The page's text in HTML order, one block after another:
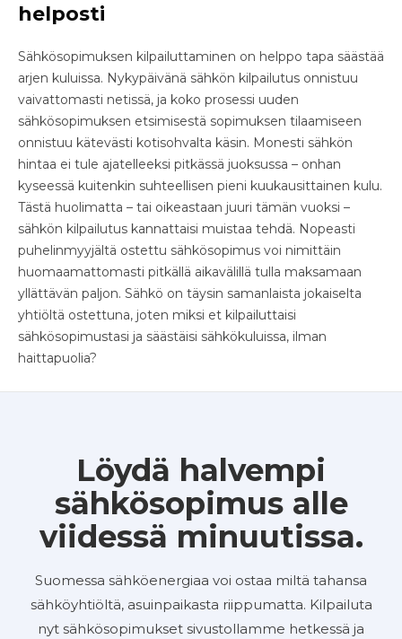
helposti
Sähkösopimuksen kilpailuttaminen on helppo tapa säästää
arjen kuluissa. Nykypäivänä sähkön kilpailutus onnistuu
vaivattomasti netissä, ja koko prosessi uuden
sähkösopimuksen etsimisestä sopimuksen tilaamiseen
onnistuu kätevästi kotisohvalta käsin. Monesti sähkön
hintaa ei tule ajatelleeksi pitkässä juoksussa – onhan
kyseessä kuitenkin suhteellisen pieni kuukausittainen kulu.
Tästä huolimatta – tai oikeastaan juuri tämän vuoksi –
sähkön kilpailutus kannattaisi muistaa tehdä. Nopeasti
puhelinmyyjältä ostettu sähkösopimus voi nimittäin
huomaamattomasti pitkällä aikavälillä tulla maksamaan
yllättävän paljon. Sähkö on täysin samanlaista jokaiselta
yhtiöltä ostettuna, joten miksi et kilpailuttaisi
sähkösopimustasi ja säästäisi sähkökuluissa, ilman
haittapuolia?
Löydä halvempi
sähkösopimus alle
viidessä minuutissa.
Suomessa sähköenergiaa voi ostaa miltä tahansa
sähköyhtiöltä, asuinpaikasta riippumatta. Kilpailuta
nyt sähkösopimukset sivustollamme hetkessä ja